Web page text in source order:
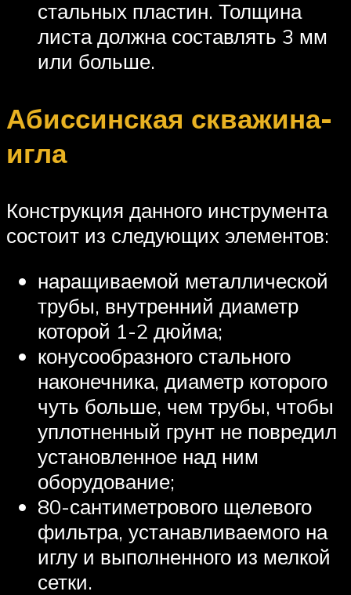
стальных пластин. Толщина
листа должна составлять 3 мм
или больше.
Абиссинская скважина-
игла
Конструкция данного инструмента
состоит из следующих элементов:
наращиваемой металлической
трубы, внутренний диаметр
которой 1-2 дюйма;
конусообразного стального
наконечника, диаметр которого
чуть больше, чем трубы, чтобы
уплотненный грунт не повредил
установленное над ним
оборудование;
80-сантиметрового щелевого
фильтра, устанавливаемого на
иглу и выполненного из мелкой
сетки.